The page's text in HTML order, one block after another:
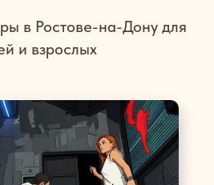
в Ростове-на-Дону для
и взрослых